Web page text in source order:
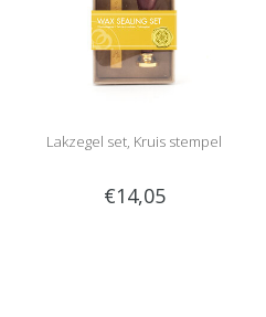
Lakzegel set, Kruis stempel
€14,05